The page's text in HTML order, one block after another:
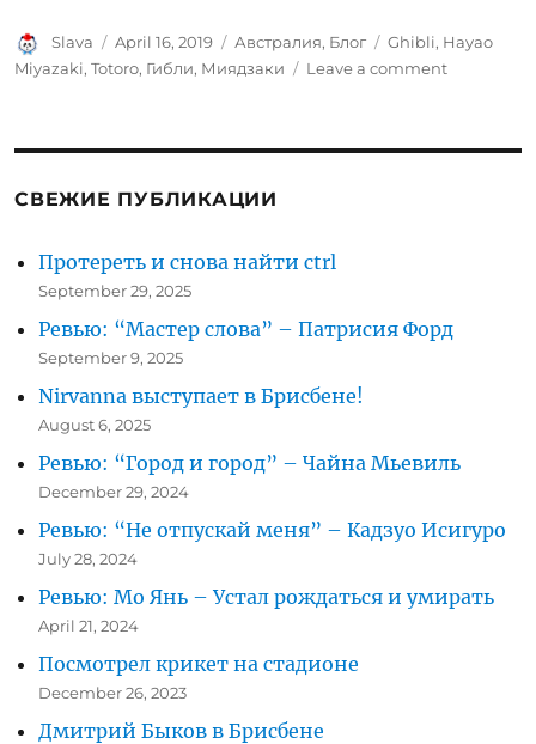
Author
Slava
Posted
on
April 16, 2019 Categories
Австралия, Блог Tags
Ghibli, Hayao
Miyazaki,Totoro, Гибли, Миядзаки Leave a commenton
СВЕЖИЕ ПУБЛИКАЦИИ
Протереть и снова найти ctrl
September 29, 2025
Ревью: “Мастер слова” – Патрисия Форд
September 9, 2025
Nirvanna выступает в Брисбене!
August 6, 2025
Ревью: “Город и город” – Чайна Мьевиль
December 29, 2024
Ревью: “Не отпускай меня” – Кадзуо Исигуро
July 28, 2024
Ревью: Мо Янь – Устал рождаться и умирать
April 21, 2024
Посмотрел крикет на стадионе
December 26, 2023
Дмитрий Быков в Брисбене